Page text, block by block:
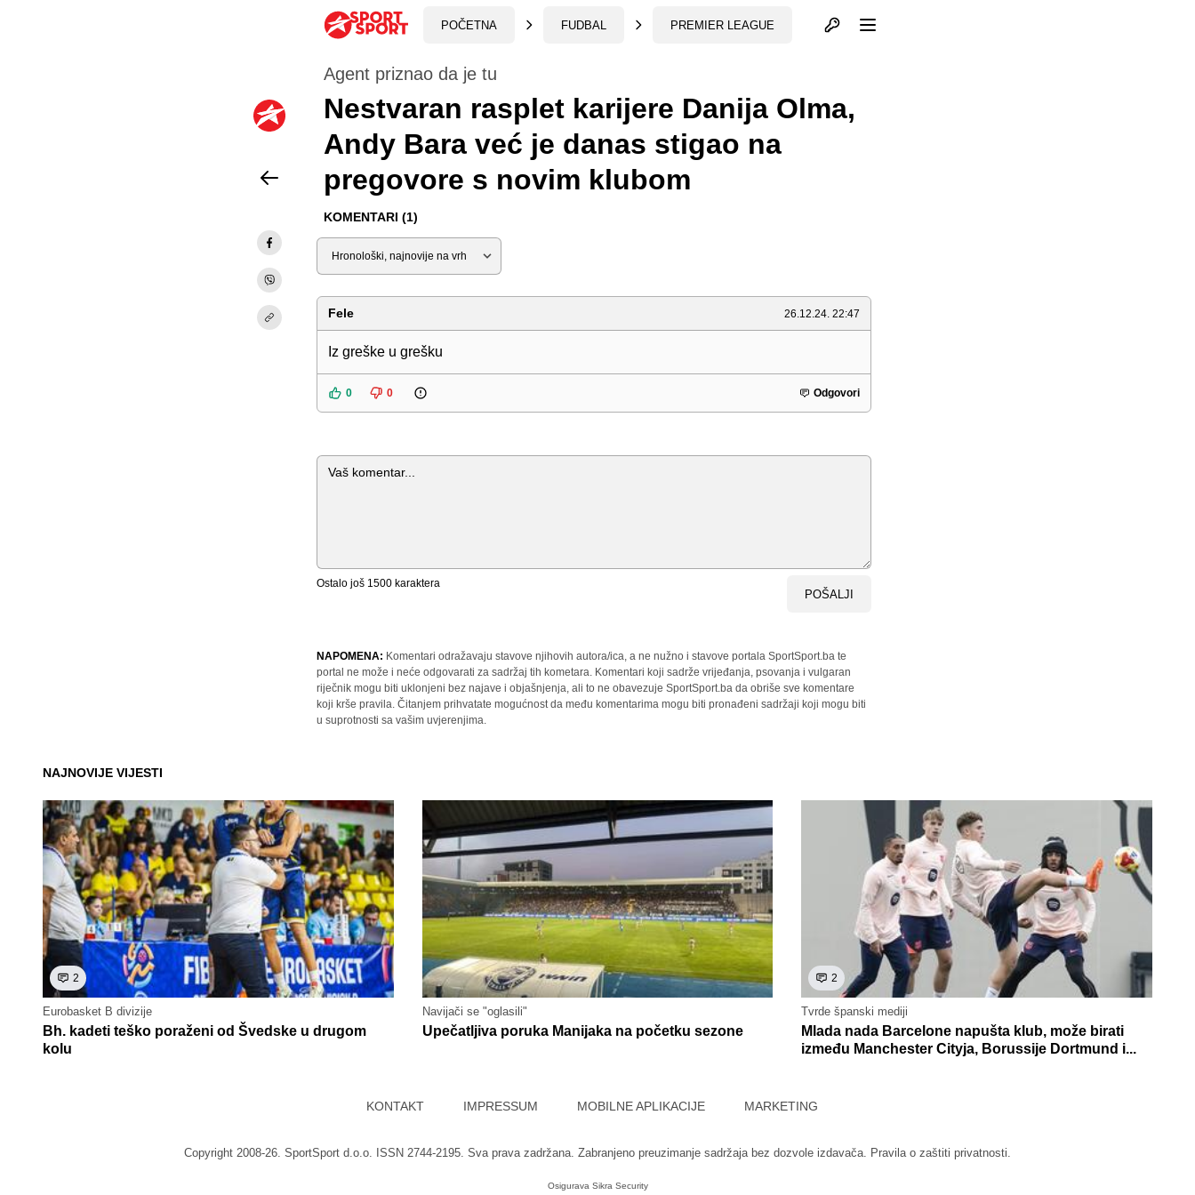
POČETNA FUDBAL PREMIER LEAGUE Otvori profil
Agent priznao da je tu
Nestvaran rasplet karijere Danija Olma,
Andy Bara već je danas stigao na
pregovore s novim klubom
KOMENTARI (1)
Sortiraj
Fele 26.12.24. 22:47
Iz greške u grešku
0 0 Odgovori
Komentar
Ostalo još 1500 karaktera
POŠALJI
NAPOMENA: Komentari odražavaju stavove njihovih autora/ica, a ne nužno i stavove portala SportSport.ba te
portal ne može i neće odgovarati za sadržaj tih kometara. Komentari koji sadrže vrijeđanja, psovanja i vulgaran
riječnik mogu biti uklonjeni bez najave i objašnjenja, ali to ne obavezuje SportSport.ba da obriše sve komentare
koji krše pravila. Čitanjem prihvatate mogućnost da među komentarima mogu biti pronađeni sadržaji koji mogu biti
u suprotnosti sa vašim uvjerenjima.
NAJNOVIJE VIJESTI
2
Eurobasket B divizije
Bh. kadeti teško poraženi od Švedske u drugom
kolu
Navijači se "oglasili"
Upečatljiva poruka Manijaka na početku sezone
2
Tvrde španski mediji
Mlada nada Barcelone napušta klub, može birati
između Manchester Cityja, Borussije Dortmund i...
KONTAKT IMPRESSUM MOBILNE APLIKACIJE MARKETING
Copyright 2008-26. SportSport d.o.o. ISSN 2744-2195. Sva prava zadržana. Zabranjeno preuzimanje sadržaja bez dozvole izdavača. Pravila o zaštiti privatnosti.
Osigurava Sikra Security